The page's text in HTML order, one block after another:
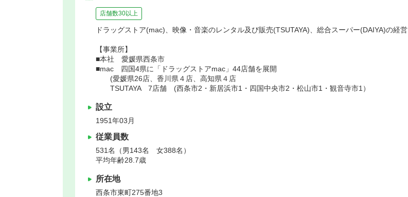
店舗数30以上
ドラッグストア(mac)、映像・音楽のレンタル及び販売(TSUTAYA)、総合スーパー(DAIYA)の経営
【事業所】
■本社 愛媛県西条市
■mac 四国4県に「ドラッグストアmac」44店舗を展開
(愛媛県26店、香川県４店、高知県４店
TSUTAYA 7店舗 (西条市2・新居浜市1・四国中央市2・松山市1・観音寺市1）
設立
1951年03月
従業員数
531名（男143名 女388名）
平均年齢28.7歳
所在地
西条市東町275番地3